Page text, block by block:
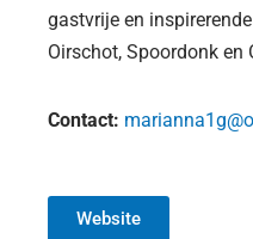
gastvrije en
Oirschot, Spoordonk en
Contact:
Website